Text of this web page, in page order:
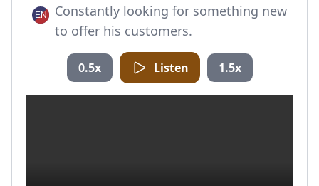
Constantly looking for something new
to offer his customers.
0.5x Listen 1.5x